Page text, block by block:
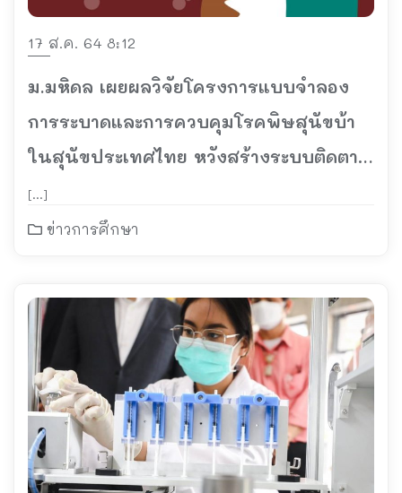
17 ส.ค. 64 8:12
ม.มหิดล เผยผลวิจัยโครงการแบบจำลอง
การระบาดและการควบคุมโรคพิษสุนัขบ้า
ในสุนัขประเทศไทย หวังสร้างระบบติดตาม
ประชากรสุนัขเพื่อการป้องกันที่ยั่งยืนใน
ระดับประเทศ
[…]
ข่าวการศึกษา